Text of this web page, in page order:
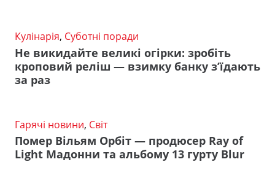
Кулінарія, Суботні поради
Не викидайте великі огірки: зробіть
кроповий реліш — взимку банку з’їдають
за раз
Гарячі новини, Світ
Помер Вільям Орбіт — продюсер Ray of
Light Мадонни та альбому 13 гурту Blur